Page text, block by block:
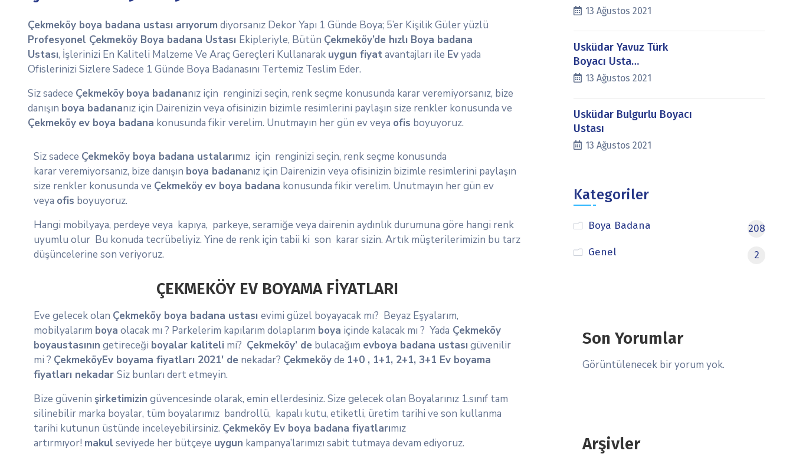
Çekmeköy boya badana ustası arıyorum diyorsanız Dekor Yapı 1 Günde Boya; 5’er Kişilik Güler yüzlü
Profesyonel Çekmeköy Boya badana Ustası Ekipleriyle, Bütün Çekmeköy’de hızlı Boya badana
Ustası, İşlerinizi En Kaliteli Malzeme Ve Araç Gereçleri Kullanarak uygun fiyatavantajları ile Evyada
Ofislerinizi Sizlere Sadece 1 Günde Boya Badanasını Tertemiz Teslim Eder.
Siz sadece Çekmeköy boya badananız için renginizi seçin, renk seçme konusunda karar veremiyorsanız, bize
danışın boya badananız için Dairenizin veya ofisinizin bizimle resimlerini paylaşın size renkler konusunda ve
Çekmeköy ev boya badana konusunda fikir verelim. Unutmayın her gün ev veya ofis boyuyoruz.
Siz sadece Çekmeköy boya badana ustalarımız için renginizi seçin, renk seçme konusunda
karar veremiyorsanız, bize danışın boya badananız için Dairenizin veya ofisinizin bizimle resimlerini paylaşın
size renkler konusunda ve Çekmeköy ev boya badana konusunda fikir verelim. Unutmayın her gün ev
veya ofis boyuyoruz.
Hangi mobilyaya, perdeye veya kapıya, parkeye, seramiğe veya dairenin aydınlık durumuna göre hangi renk
uyumlu olur Bu konuda tecrübeliyiz. Yine de renk için tabii ki son karar sizin. Artık müşterilerimizin bu tarz
düşüncelerine son veriyoruz.
ÇEKMEKÖY EV BOYAMA FİYATLARI
Eve gelecek olan Çekmeköy boya badana ustası evimi güzel boyayacak mı? Beyaz Eşyalarım,
mobilyalarım boya olacak mı ? Parkelerim kapılarım dolaplarım boya içinde kalacak mı ? Yada Çekmeköy
boyaustasının getireceği boyalar kaliteli mi? Çekmeköy’ de bulacağım evboya badana ustası güvenilir
mi ? ÇekmeköyEv boyama fiyatları 2021′ de nekadar? Çekmeköyde 1+0 , 1+1, 2+1, 3+1 Ev boyama
fiyatları nekadar Siz bunları dert etmeyin.
Bize güvenin şirketimizin güvencesinde olarak, emin ellerdesiniz. Size gelecek olan Boyalarınız 1.sınıf tam
silinebilir marka boyalar, tüm boyalarımız bandrollü, kapalı kutu, etiketli, üretim tarihi ve son kullanma
tarihi kutunun üstünde inceleyebilirsiniz. Çekmeköy Ev boya badana fiyatlarımız
artırmıyor! makul seviyede her bütçeye uygun kampanya’larımızı sabit tutmaya devam ediyoruz.
13 Ağustos 2021
Üsküdar Yavuz Türk
Boyacı Usta…
13 Ağustos 2021
Üsküdar Bulgurlu Boyacı
Ustası
13 Ağustos 2021
Kategoriler
Boya Badana
208
Genel
2
Son Yorumlar
Görüntülenecek bir yorum yok.
Arşivler